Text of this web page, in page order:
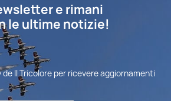
e rimani
le ultime notizie!
Il Tricolore per ricevere aggiornamenti